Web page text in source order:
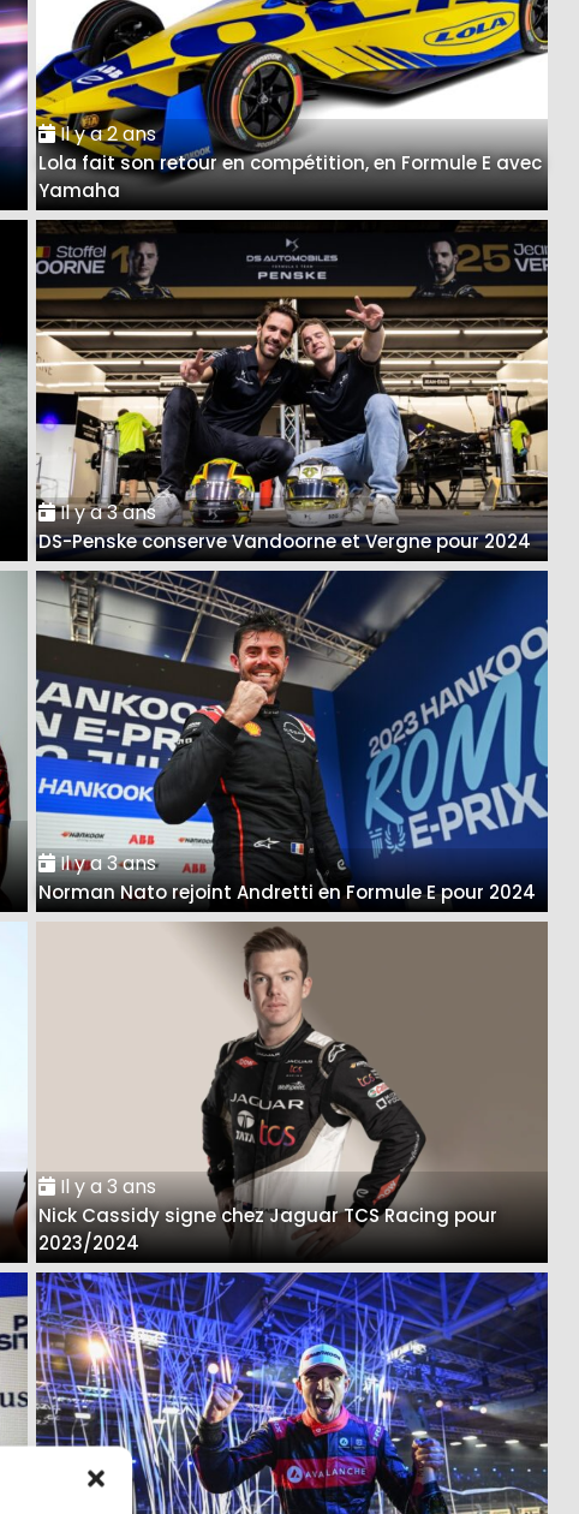
Il y a 2 ans
Lola fait son retour en compétition, en Formule E avec
Yamaha
Il y a 3 ans
DS-Penske conserve Vandoorne et Vergne pour 2024
Il y a 3 ans
Norman Nato rejoint Andretti en Formule E pour 2024
Il y a 3 ans
Nick Cassidy signe chez Jaguar TCS Racing pour
2023/2024